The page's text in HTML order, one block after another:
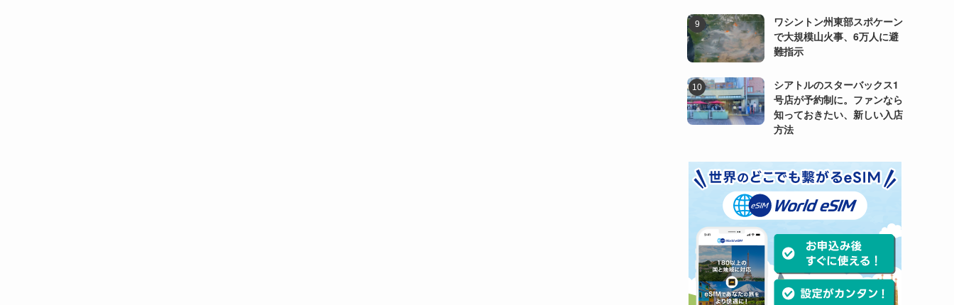
ワシントン州東部スポケーン
で大規模山火事、6万人に避
難指示
シアトルのスターバックス1
号店が予約制に。ファンなら
知っておきたい、新しい入店
方法